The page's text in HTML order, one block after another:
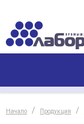
Начало Продукция